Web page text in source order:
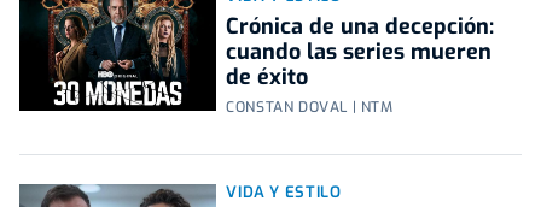
Crónica de una decepción:
cuando las series mueren
de éxito
CONSTAN DOVAL | NTM
VIDA Y ESTILO